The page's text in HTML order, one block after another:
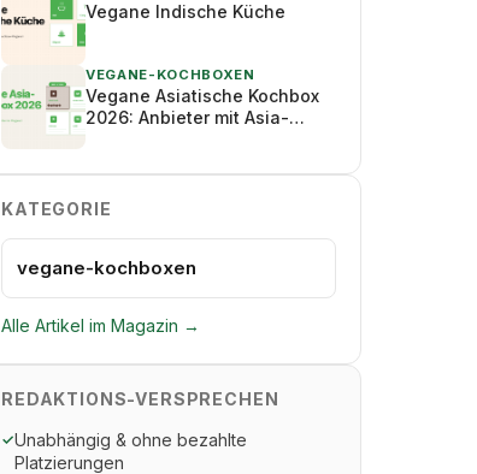
Vegane Indische Küche
VEGANE-KOCHBOXEN
Vegane Asiatische Kochbox
2026: Anbieter mit Asia-
KATEGORIE
vegane-kochboxen
Alle Artikel im Magazin →
REDAKTIONS-VERSPRECHEN
✓Unabhängig & ohne bezahlte
Platzierungen